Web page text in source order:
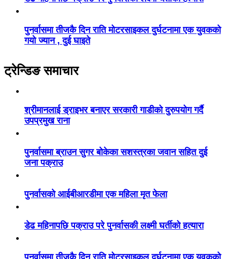
पुनर्वासमा तीजकै दिन राति मोटरसाइकल दुर्घटनामा एक युवकको
गयो ज्यान , दुई घाइते
ट्रेन्डिङ समाचार
श्रीमानलाई ड्राइभर बनाएर सरकारी गाडीको दुरुपयोग गर्दै
उपप्रमुख राना
पुनर्वासमा ब्राउन सुगर बोकेका सशस्त्रका जवान सहित दुई
जना पक्राउ
पुनर्वासको आईबीआरडीमा एक महिला मृत फेला
डेढ महिनापछि पक्राउ परे पुनर्वासकी लक्ष्मी घर्तीको हत्यारा